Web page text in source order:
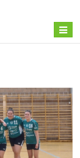
Toggle